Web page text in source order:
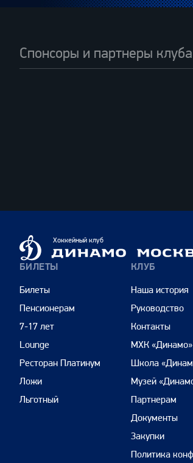
Спонсоры и партнеры клуба
Динамо
Москва
Хоккейный клуб
БИЛЕТЫ
Билеты
Пенсионерам
7-17 лет
Lounge
Ресторан Платинум
Ложи
Льготный
КЛУБ
Наша история
Руководство
Контакты
МХК
Школа
Музей
Партнерам
Документы
Закупки
Политика